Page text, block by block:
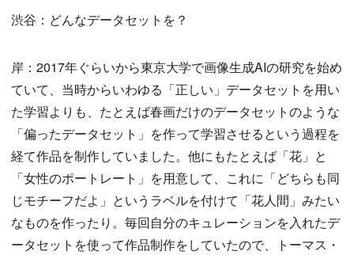
渋谷：どんなデータセットを？
岸：2017年ぐらいから東京大学で画像生成AIの研究を始め
ていて、当時からいわゆる「正しい」データセットを用い
た学習よりも、たとえば春画だけのデータセットのような
「偏ったデータセット」を作って学習させるという過程を
経て作品を制作していました。他にもたとえば「花」と
「女性のポートレート」を用意して、これに「どちらも同
じモチーフだよ」というラベルを付けて「花人間」みたい
なものを作ったり。毎回自分のキュレーションを入れたデ
ータセットを使って作品制作をしていたので、トーマス・